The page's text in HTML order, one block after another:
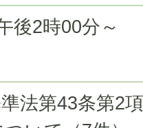
後2時00分～
法第43条第2